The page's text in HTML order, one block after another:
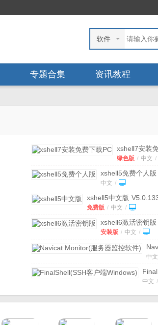
软件
专题合集 资讯教程
xshell7安装
下载
色版
绿色版 / 中文 /
xshell5免费个人版
携版
中文 /
xshell5中文版
免费版
免费版 / 中文 /
xshell6激活密钥版
V6.0.0197 免安
安装版 / 中文 /
控
件)
免
码
中文
客户
中文 /
BBwebsocket v2018
版
hfs